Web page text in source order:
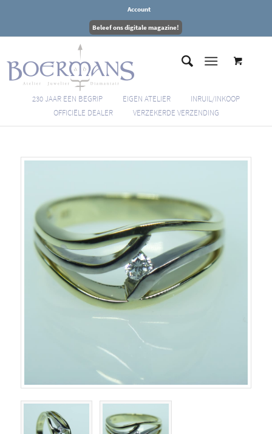
Account
Beleef ons digitale magazine!
230 JAAR EEN BEGRIP EIGEN ATELIER
INRUIL/INKOOP
OFFICIËLE DEALER
VERZEKERDE VERZENDING